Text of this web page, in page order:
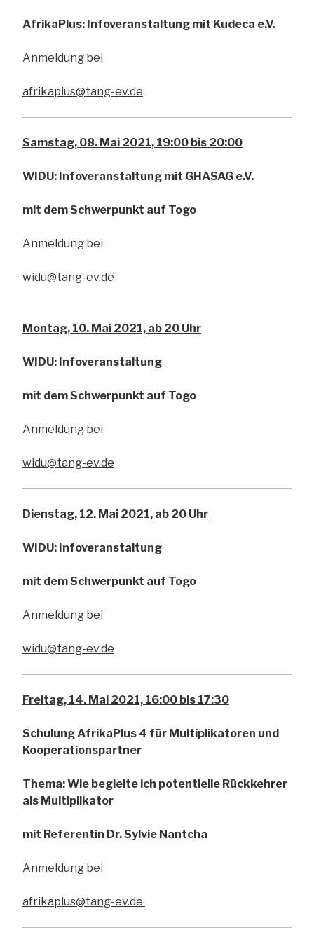
AfrikaPlus: Infoveranstaltung mit Kudeca e.V.
Anmeldung bei
afrikaplus@tang-ev.de
Samstag, 08. Mai 2021, 19:00 bis 20:00
WIDU: Infoveranstaltung mit GHASAG e.V.
mit dem Schwerpunkt auf Togo
Anmeldung bei
widu@tang-ev.de
Montag, 10. Mai 2021, ab 20 Uhr
WIDU: Infoveranstaltung
mit dem Schwerpunkt auf Togo
Anmeldung bei
widu@tang-ev.de
Dienstag, 12. Mai 2021, ab 20 Uhr
WIDU: Infoveranstaltung
mit dem Schwerpunkt auf Togo
Anmeldung bei
widu@tang-ev.de
Freitag, 14. Mai 2021, 16:00 bis 17:30
Schulung AfrikaPlus 4 für Multiplikatoren und
Kooperationspartner
Thema: Wie begleite ich potentielle Rückkehrer
als Multiplikator
mit Referentin Dr. Sylvie Nantcha
Anmeldung bei
afrikaplus@tang-ev.de